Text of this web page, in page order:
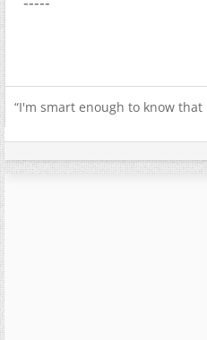
“I'm smart enough to know